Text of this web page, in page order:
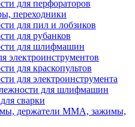
для перфораторов
переходники
для пил и лобзиков
для рубанков
для шлифмашин
электроинструментов
для краскопультов
для электроинструмента
для шлифмашин
сварки
держатели MMA, зажимы,